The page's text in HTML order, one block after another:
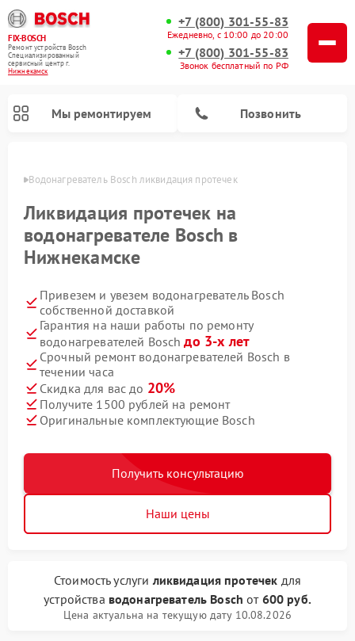
FIX-BOSCH
Ремонт устройств Bosch
Специализированный
cервисный центр г.
Нижнекамск
+7 (800) 301-55-83
Ежедневно, с 10:00 до 20:00
+7 (800) 301-55-83
Звонок бесплатный по РФ
Мы ремонтируем Позвонить
Водонагреватель Bosch ликвидация протечек
Ликвидация протечек на
водонагревателе Bosch в
Нижнекамске
Привезем и увезем водонагреватель Bosch
собственной доставкой
Гарантия на наши работы по ремонту
водонагревателей Boschдо 3-х лет
Срочный ремонт водонагревателей Bosch в
течении часа
Скидка для вас до 20%
Получите 1500 рублей на ремонт
Оригинальные комплектующие Bosch
Получить консультацию
Наши цены
Стоимость услугиликвидация протечек для
устройства водонагреватель Bosch от 600 руб.
Цена актуальна на текущую дату 10.08.2026